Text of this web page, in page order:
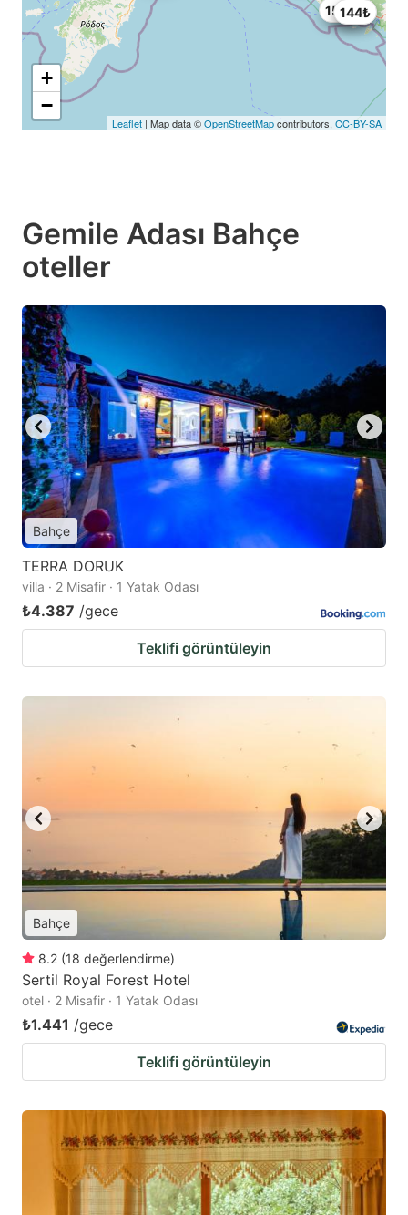
118₺
144₺
150₺
+
−
Leaflet | Map data ©OpenStreetMapcontributors, CC-BY-SA
Gemile Adası Bahçe
oteller
Bahçe
TERRA DORUK
villa · 2 Misafir · 1 Yatak Odası
₺4.387 /gece
Teklifi görüntüleyin
Bahçe
8.2 (18 değerlendirme)
Sertil Royal Forest Hotel
otel · 2 Misafir · 1 Yatak Odası
₺1.441 /gece
Teklifi görüntüleyin